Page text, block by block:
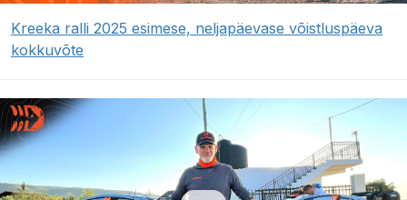
Kreeka ralli 2025 esimese, neljapäevase võistluspäeva
kokkuvõte